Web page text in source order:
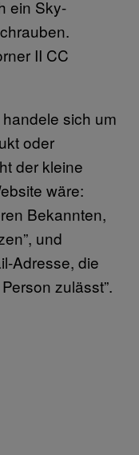
ein Sky-
II CC
sich um
oder
der kleine
wäre:
Bekannten,
und
Adresse, die
zulässt”.